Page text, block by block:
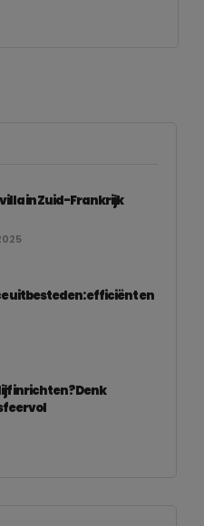
in Zuid-Frankrijk
uitbesteden: efficiënt en
inrichten? Denk